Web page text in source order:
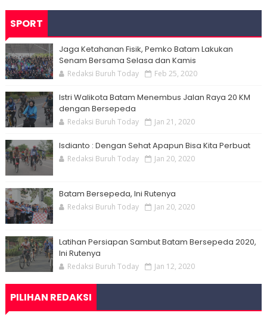
SPORT
Jaga Ketahanan Fisik, Pemko Batam Lakukan
Senam Bersama Selasa dan Kamis
Redaksi Buruh Today Feb 25, 2020
Istri Walikota Batam Menembus Jalan Raya 20 KM
dengan Bersepeda
Redaksi Buruh Today Jan 21, 2020
Isdianto : Dengan Sehat Apapun Bisa Kita Perbuat
Redaksi Buruh Today Jan 20, 2020
Batam Bersepeda, Ini Rutenya
Redaksi Buruh Today Jan 20, 2020
Latihan Persiapan Sambut Batam Bersepeda 2020,
Ini Rutenya
Redaksi Buruh Today Jan 12, 2020
PILIHAN REDAKSI